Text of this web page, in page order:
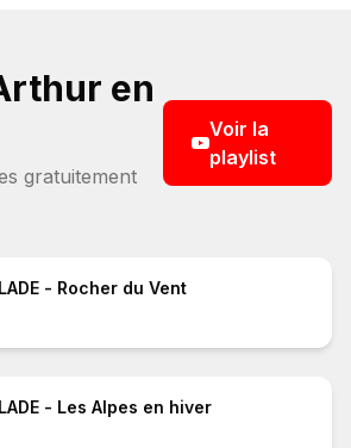
en
s gratuitement
Voir la
playlist
- Rocher du Vent
0:55
- Les Alpes en hiver